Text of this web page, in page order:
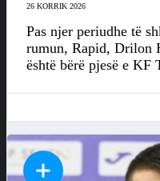
26 KORRIK 2026
Pas njer periudhe të
rumun, Rapid, Drilon
është bërë pjesë e KF